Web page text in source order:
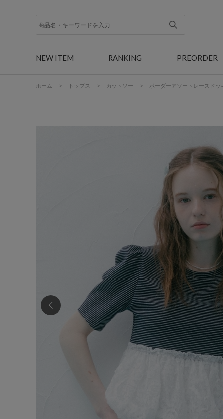
NEW ITEM RANKING PREORDER
ホーム > トップス > カットソー > ボーダーアソートレースド